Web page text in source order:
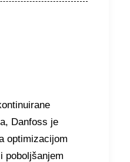
Danfoss je
optimizacijom
poboljšanjem